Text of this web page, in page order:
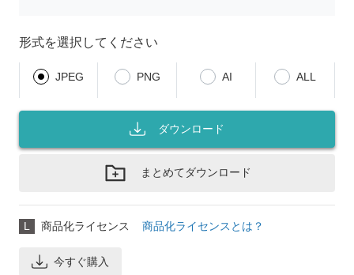
形式を選択してください
JPEG PNG AI ALL
ダウンロード
まとめてダウンロード
L 商品化ライセンス 商品化ライセンスとは？
今すぐ購入